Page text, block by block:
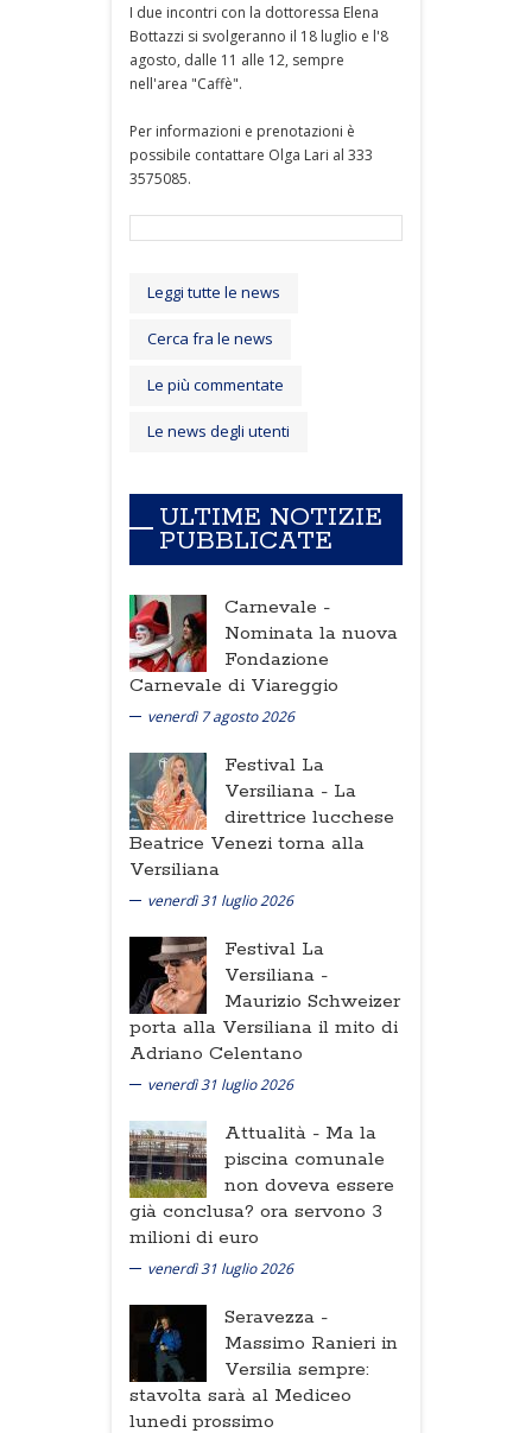
I due incontri con la dottoressa Elena
Bottazzi si svolgeranno il 18 luglio e l'8
agosto, dalle 11 alle 12, sempre
nell'area "Caffè".
Per informazioni e prenotazioni è
possibile contattare Olga Lari al 333
3575085.
Leggi tutte le news
Cerca fra le news
Le più commentate
Le news degli utenti
ULTIME NOTIZIE
PUBBLICATE
Carnevale -
Nominata la nuova
Fondazione
Carnevale di Viareggio
venerdì 7 agosto 2026
Festival La
Versiliana - La
direttrice lucchese
Beatrice Venezi torna alla
Versiliana
venerdì 31 luglio 2026
Festival La
Versiliana -
Maurizio Schweizer
porta alla Versiliana il mito di
Adriano Celentano
venerdì 31 luglio 2026
Attualità - Ma la
piscina comunale
non doveva essere
già conclusa? ora servono 3
milioni di euro
venerdì 31 luglio 2026
Seravezza -
Massimo Ranieri in
Versilia sempre:
stavolta sarà al Mediceo
lunedi prossimo